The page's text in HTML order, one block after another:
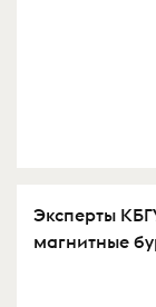
Эксперты
магнитные